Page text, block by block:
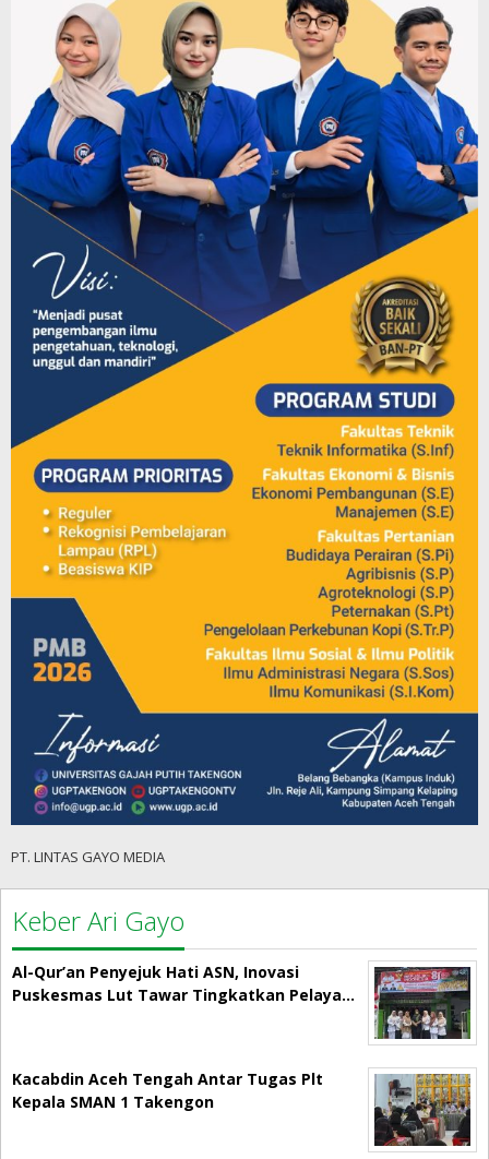
PT. LINTAS GAYO MEDIA
Keber Ari Gayo
Al-Qur’an Penyejuk Hati ASN, Inovasi
Puskesmas Lut Tawar Tingkatkan Pelaya…
Kacabdin Aceh Tengah Antar Tugas Plt
Kepala SMAN 1 Takengon